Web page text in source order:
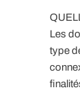
Les
type